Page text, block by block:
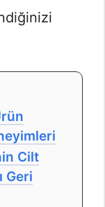
Cilt
Geri